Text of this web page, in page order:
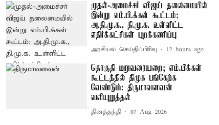
முதல்-அமைச்சர் விஜய் தலைமையில்
இன்று எம்.பி.க்கள் கூட்டம்:
அ.தி.மு.க., தி.மு.க. உள்ளிட்ட
எதிர்க்கட்சிகள் புறக்கணிப்பு
அரசியல் செய்திப்பிரிவு 12 hours ago
தொகுதி மறுவரையறை; எம்.பிக்கள்
கூட்டத்தில் திமுக பங்கேற்க
வேண்டும்: திருமாவளவன்
வலியுறுத்தல்
தினத்தந்தி 07 Aug 2026